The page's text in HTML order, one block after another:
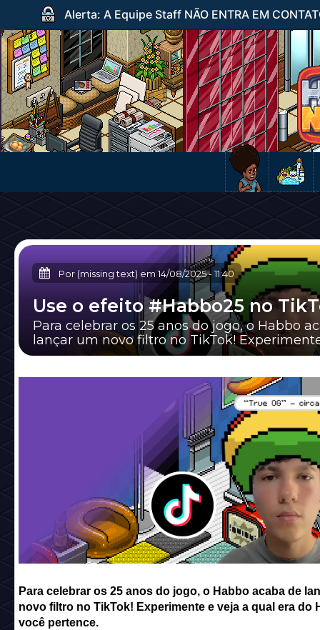
Alerta: A Equipe Staff NÃO ENTRA EM
Por (missing text) em14/08/2025-11:40
Use o efeito #Habbo25 no
Para celebrar os 25 anos do jogo, o Habbo
lançar um novo filtro no TikTok!
a qual era do Habbo você pertence.
Para celebrar os 25 anos do jogo, o Habbo acaba de
novo filtro no TikTok! Experimente e veja a qual era do
você pertence.